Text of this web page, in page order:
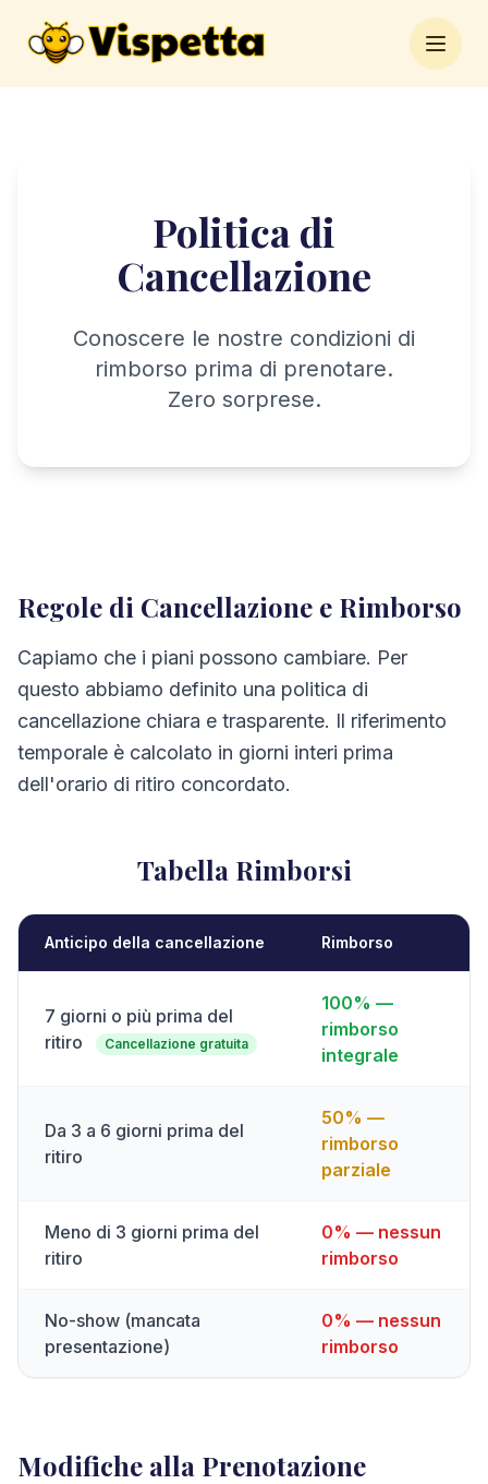
Open
Politica di
Cancellazione
Conoscere le nostre condizioni di
rimborso prima di prenotare.
Zero sorprese.
Regole di Cancellazione e Rimborso
Capiamo che i piani possono cambiare. Per
questo abbiamo definito una politica di
cancellazione chiara e trasparente. Il riferimento
temporale è calcolato in giorni interi prima
dell'orario di ritiro concordato.
Tabella Rimborsi
Anticipo della cancellazione Rimborso
7 giorni o più prima del
ritiro
Cancellazione gratuita
100% —
rimborso
integrale
Da 3 a 6 giorni prima del
ritiro
50% —
rimborso
parziale
Meno di 3 giorni prima del
ritiro
0% — nessun
rimborso
No-show (mancata
presentazione)
0% — nessun
rimborso
Modifiche alla Prenotazione